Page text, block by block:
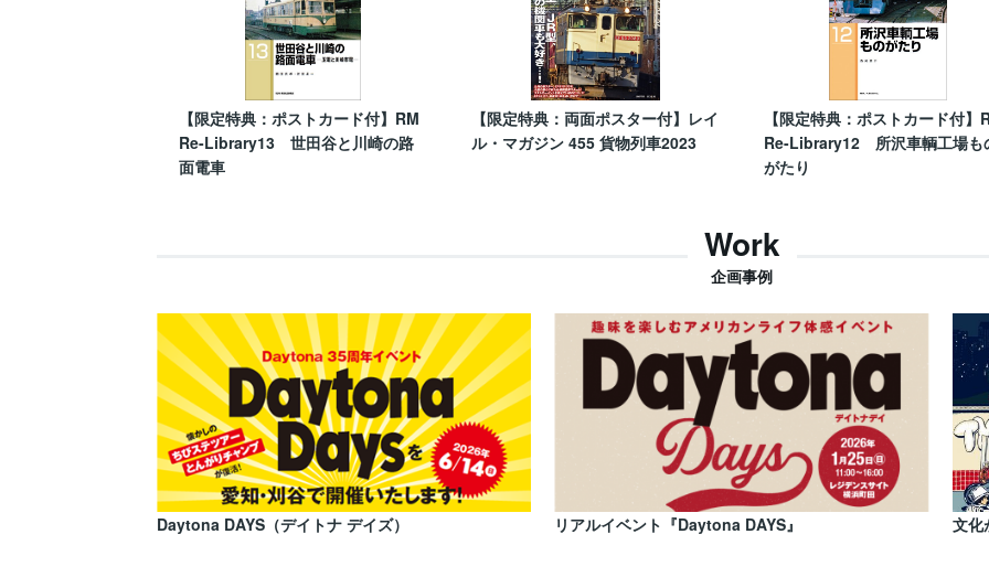
【限定特典：ポストカード付】RM
Re-Library13 世田谷と川崎の路
面電車
【限定特典：両面ポスター付】レイ
ル・マガジン 455 貨物列車2023
【限定特典：ポストカード付】
Re-Library12 所沢車輌工場も
がたり
Work
企画事例
Daytona DAYS（デイトナ デイズ） リアルイベント『Daytona DAYS』 文化